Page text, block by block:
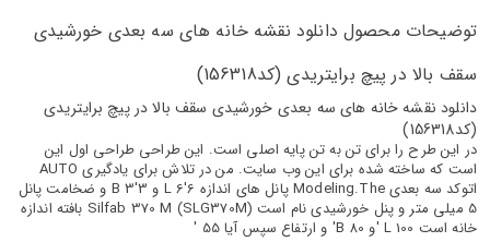
توضیحات محصول دانلود نقشه خانه های سه بعدی خورشیدی
سقف بالا در پیچ برایتریدی (کد156318)
دانلود نقشه خانه های سه بعدی خورشیدی سقف بالا در پیچ برایتریدی
(کد156318)
در این طرح را برای تن به تن پایه اصلی است. این طراحی طراحی اول این
است که ساخته شده برای این وب سایت. من در تلاش برای یادگیری AUTO
اتوکد سه بعدی Modeling.The پانل های اندازه L 6'6 و B 3'3 و ضخامت پانل
5 میلی متر و پنل خورشیدی نام است Silfab 370 M (SLG370M) بافته اندازه
خانه است L 100 'و B 80' و ارتفاع سپس آیا 55 '